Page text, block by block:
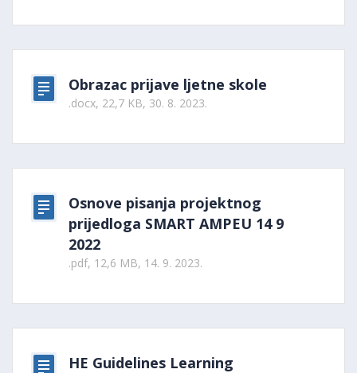
Obrazac prijave ljetne skole
.docx, 22,7 KB, 30. 8. 2023.
Osnove pisanja projektnog
prijedloga SMART AMPEU 14 9
2022
.pdf, 12,6 MB, 14. 9. 2023.
HE Guidelines Learning